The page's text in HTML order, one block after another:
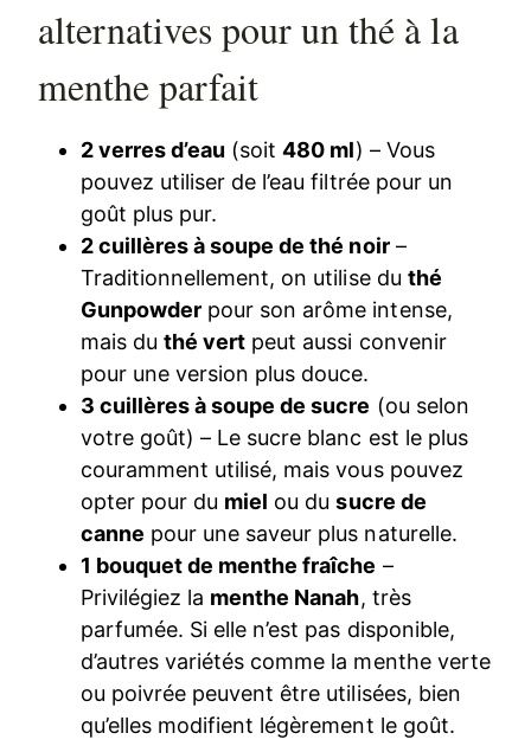
alternatives pour un thé à la
menthe parfait
2 verres d’eau (soit480 ml) – Vous
pouvez utiliser de l’eau filtrée pour un
goût plus pur.
2 cuillères à soupe de thé noir–
Traditionnellement, on utilise du thé
Gunpowder pour son arôme intense,
mais duthé vert peut aussi convenir
pour une version plus douce.
3 cuillères à soupe de sucre (ou selon
votre goût) – Le sucre blanc est le plus
couramment utilisé, mais vous pouvez
opter pour du miel ou dusucre de
canne pour une saveur plus naturelle.
1 bouquet de menthe fraîche –
Privilégiez la menthe Nanah, très
parfumée. Si elle n’est pas disponible,
d’autres variétés comme la menthe verte
ou poivrée peuvent être utilisées, bien
qu’elles modifient légèrement le goût.